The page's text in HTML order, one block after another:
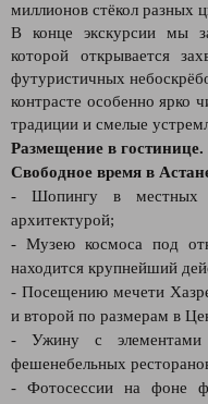
миллионов стёкол разных
В конце экскурсии мы
которой открывается
футуристичных
контрасте особенно ярко
традиции и смелые
Размещение в гостинице.
Свободное время в
- Шопингу в местных
архитектурой;
- Музею космоса под
находится крупнейший
- Посещению мечети
и второй по размерам в
- Ужину с
фешенебельных
- Фотосессии на фоне